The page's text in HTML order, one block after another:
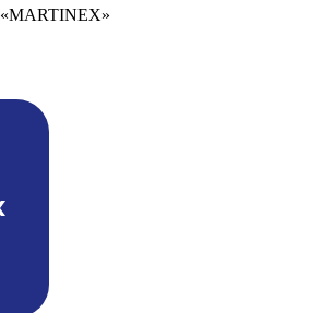
«MARTINEX»